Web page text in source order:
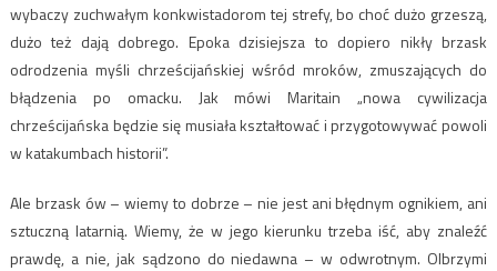
wybaczy zuchwałym konkwistadorom tej strefy, bo choć dużo grzeszą,
dużo też dają dobrego. Epoka dzisiejsza to dopiero nikły brzask
odrodzenia myśli chrześcijańskiej wśród mroków, zmuszających do
błądzenia po omacku. Jak mówi Maritain „nowa cywilizacja
chrześcijańska będzie się musiała kształtować i przygotowywać powoli
w katakumbach historii”.
Ale brzask ów – wiemy to dobrze – nie jest ani błędnym ognikiem, ani
sztuczną latarnią. Wiemy, że w jego kierunku trzeba iść, aby znaleźć
prawdę, a nie, jak sądzono do niedawna – w odwrotnym. Olbrzymi